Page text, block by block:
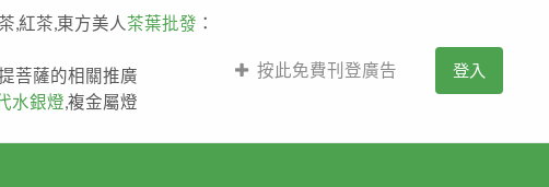
,紅茶,東方美人 茶葉批發 ：
菩薩的相關推廣
水銀燈 ,複金屬燈
按此免費刊登廣告 登入